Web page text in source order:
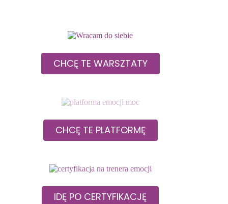
CHCĘ TE WARSZTATY
CHCĘ TE PLATFORMĘ
IDĘ PO CERTYFIKACJĘ